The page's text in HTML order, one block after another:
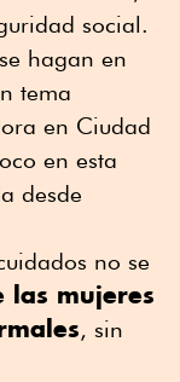
social.
hagan en
tema
en Ciudad
en esta
desde
no se
las mujeres
, sin